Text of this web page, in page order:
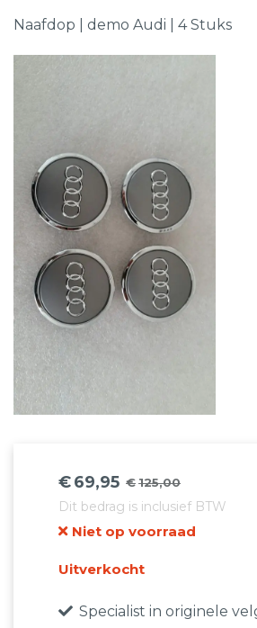
Naafdop | demo Audi | 4 Stuks
€125,00
Oorspronkelijke
prijs
was:
€125,00.
€69,95
Huidige
prijs
is:
€69,95.
Dit bedrag is inclusief BTW
Niet op voorraad
Uitverkocht
Specialist in originele